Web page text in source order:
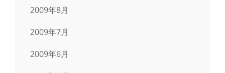
2009年8月
2009年7月
2009年6月